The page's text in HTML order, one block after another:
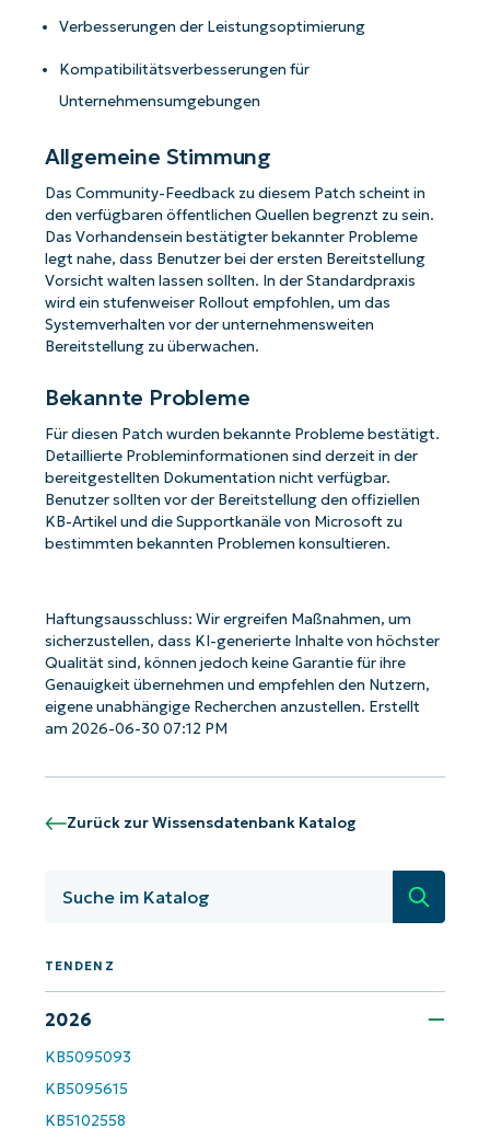
Verbesserungen der Leistungsoptimierung
Kompatibilitätsverbesserungen für
Unternehmensumgebungen
Allgemeine Stimmung
Das Community-Feedback zu diesem Patch scheint in
den verfügbaren öffentlichen Quellen begrenzt zu sein.
Das Vorhandensein bestätigter bekannter Probleme
legt nahe, dass Benutzer bei der ersten Bereitstellung
Vorsicht walten lassen sollten. In der Standardpraxis
wird ein stufenweiser Rollout empfohlen, um das
Systemverhalten vor der unternehmensweiten
Bereitstellung zu überwachen.
Bekannte Probleme
Für diesen Patch wurden bekannte Probleme bestätigt.
Detaillierte Probleminformationen sind derzeit in der
bereitgestellten Dokumentation nicht verfügbar.
Benutzer sollten vor der Bereitstellung den offiziellen
KB-Artikel und die Supportkanäle von Microsoft zu
bestimmten bekannten Problemen konsultieren.
Haftungsausschluss: Wir ergreifen Maßnahmen, um
sicherzustellen, dass KI-generierte Inhalte von höchster
Qualität sind, können jedoch keine Garantie für ihre
Genauigkeit übernehmen und empfehlen den Nutzern,
eigene unabhängige Recherchen anzustellen. Erstellt
am 2026-06-30 07:12 PM
Zurück zur Wissensdatenbank Katalog
Suche
TENDENZ
2026
KB5095093
KB5095615
KB5102558
First
and
last
name*